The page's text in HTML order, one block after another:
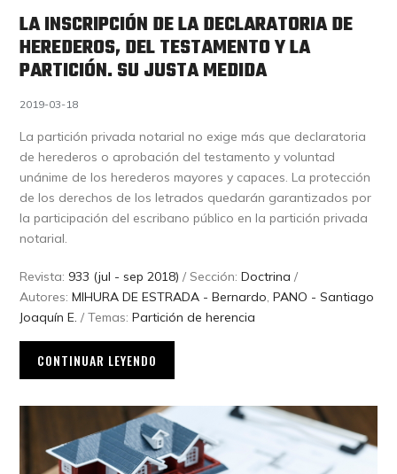
LA INSCRIPCIÓN DE LA DECLARATORIA DE
HEREDEROS, DEL TESTAMENTO Y LA
PARTICIÓN. SU JUSTA MEDIDA
2019-03-18
La partición privada notarial no exige más que declaratoria
de herederos o aprobación del testamento y voluntad
unánime de los herederos mayores y capaces. La protección
de los derechos de los letrados quedarán garantizados por
la participación del escribano público en la partición privada
notarial.
Revista: 933 (jul - sep 2018) / Sección:Doctrina /
Autores:MIHURA DE ESTRADA - Bernardo,PANO - Santiago
Joaquín E. / Temas:Partición de herencia
CONTINUAR LEYENDO